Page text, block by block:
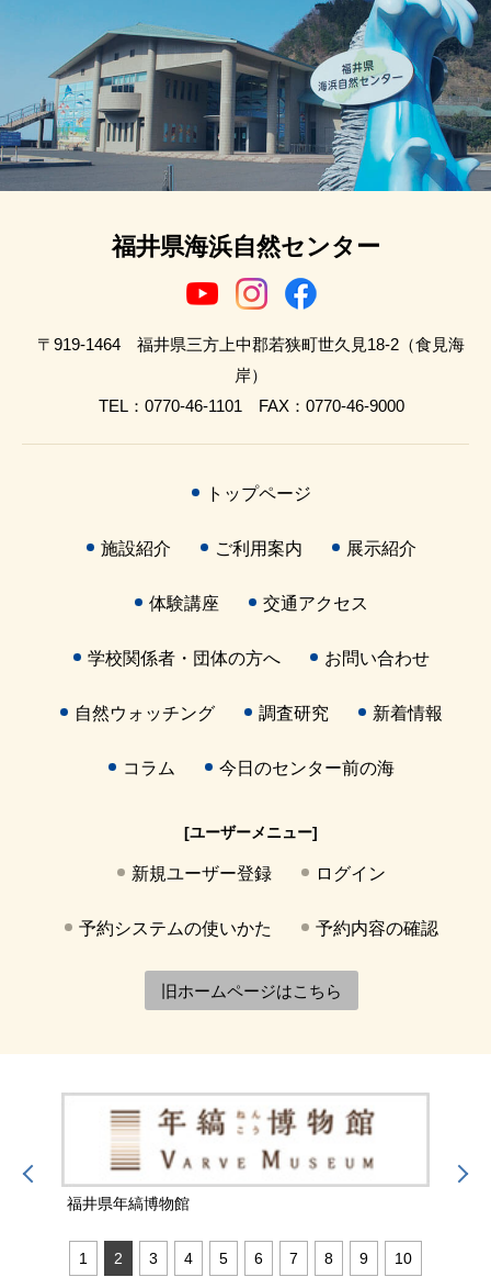
福井県海浜自然センター
〒919-1464 福井県三方上中郡若狭町世久見18-2（食見海
岸）
TEL：0770-46-1101 FAX：0770-46-9000
トップページ
施設紹介 ご利用案内 展示紹介
体験講座 交通アクセス
学校関係者・団体の方へ お問い合わせ
自然ウォッチング 調査研究 新着情報
コラム 今日のセンター前の海
[ユーザーメニュー]
新規ユーザー登録 ログイン
予約システムの使いかた 予約内容の確認
旧ホームページはこちら
福井県年縞博物館
1 2 3 4 5 6 7 8 9 10